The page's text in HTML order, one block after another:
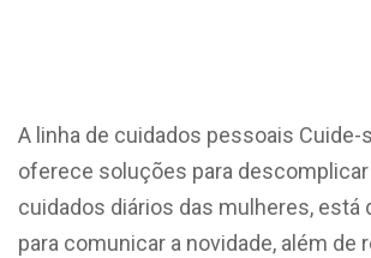
A linha de cuidados pessoais Cuide-
oferece soluções para descomplicar
cuidados diários das mulheres, está
para comunicar a novidade, além de